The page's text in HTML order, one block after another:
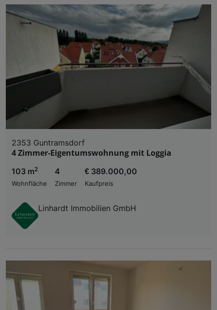
2353 Guntramsdorf
4 Zimmer-Eigentumswohnung mit Loggia
103 m2
Wohnfläche
4
Zimmer
€ 389.000,00
Kaufpreis
Linhardt Immobilien GmbH